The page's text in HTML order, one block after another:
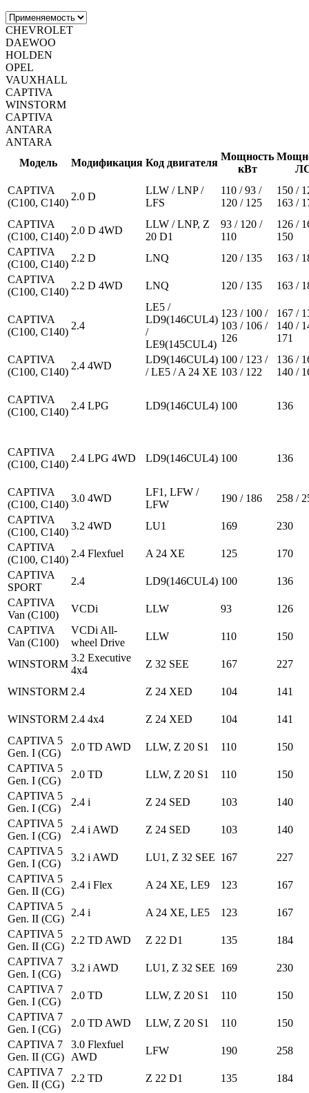
CHEVROLET
DAEWOO
HOLDEN
OPEL
VAUXHALL
CAPTIVA
WINSTORM
CAPTIVA
ANTARA
ANTARA
Модель
Модификация Код двигателя
Мощность
кВт
CAPTIVA
(C100, C140)
2.0 D
LLW / LNP /
LFS
110 / 93 /
120 / 125
150 /
163 /
CAPTIVA
(C100, C140)
2.0 D 4WD
LLW / LNP, Z
20 D1
93 / 120 /
110
126 /
150
CAPTIVA
(C100, C140)
2.2 D LNQ 120 / 135
163 /
CAPTIVA
(C100, C140)
2.2 D 4WD LNQ 120 / 135 163 /
CAPTIVA
(C100, C140)
2.4
LE5 /
LD9(146CUL4)
/
LE9(145CUL4)
123 / 100 /
103 / 106 /
126
167 /
140 /
171
CAPTIVA
(C100, C140)
2.4 4WD
LD9(146CUL4)
/ LE5 / A 24 XE
100 / 123 /
103 / 122
136 /
140 /
CAPTIVA
(C100, C140)
2.4 LPG LD9(146CUL4) 100 136
CAPTIVA
(C100, C140)
2.4 LPG 4WD LD9(146CUL4) 100 136
CAPTIVA
(C100, C140)
3.0 4WD
LF1, LFW /
LFW
190 / 186
258 /
CAPTIVA
(C100, C140)
3.2 4WD LU1 169
230
CAPTIVA
(C100, C140)
2.4 Flexfuel A 24 XE 125
170
CAPTIVA
SPORT
2.4 LD9(146CUL4) 100
136
CAPTIVA
Van (C100)
VCDi LLW 93
126
CAPTIVA
Van (C100)
VCDi All-
wheel Drive
LLW 110 150
WINSTORM
3.2 Executive
4x4
Z 32 SEE 167 227
WINSTORM 2.4 Z 24 XED 104 141
WINSTORM 2.4 4x4 Z 24 XED 104
141
CAPTIVA 5
Gen. I (CG)
2.0 TD AWD LLW, Z 20 S1 110
150
CAPTIVA 5
Gen. I (CG)
2.0 TD LLW, Z 20 S1 110
150
CAPTIVA 5
Gen. I (CG)
2.4 i Z 24 SED 103
140
CAPTIVA 5
Gen. I (CG)
2.4 i AWD Z 24 SED 103
140
CAPTIVA 5
Gen. I (CG)
3.2 i AWD LU1, Z 32 SEE 167
227
CAPTIVA 5
Gen. II (CG)
2.4 i Flex A 24 XE, LE9 123
167
CAPTIVA 5
Gen. II (CG)
2.4 i A 24 XE, LE5 123
167
CAPTIVA 5
Gen. II (CG)
2.2 TD AWD Z 22 D1 135
184
CAPTIVA 7
Gen. I (CG)
3.2 i AWD LU1, Z 32 SEE 169
230
CAPTIVA 7
Gen. I (CG)
2.0 TD LLW, Z 20 S1 110
150
CAPTIVA 7
Gen. I (CG)
2.0 TD AWD LLW, Z 20 S1 110
150
CAPTIVA 7
Gen. II (CG)
3.0 Flexfuel
AWD
LFW 190
258
CAPTIVA 7
Gen. II (CG)
2.2 TD Z 22 D1 135 184